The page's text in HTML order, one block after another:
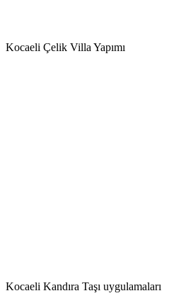
Kocaeli Çelik Villa Yapımı
Kocaeli Kandıra Taşı uygulamaları